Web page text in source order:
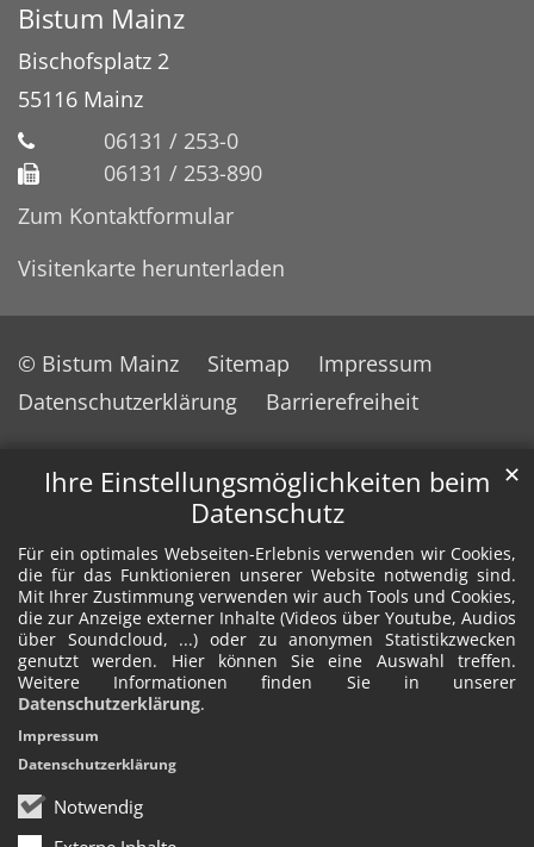
Ihre Einstellungsmöglichkeiten beim
Datenschutz
Für ein optimales Webseiten-Erlebnis verwenden wir Cookies,
die für das Funktionieren unserer Website notwendig sind.
Mit Ihrer Zustimmung verwenden wir auch Tools und Cookies,
die zur Anzeige externer Inhalte (Videos über Youtube, Audios
über Soundcloud, ...) oder zu anonymen Statistikzwecken
genutzt werden. Hier können Sie eine Auswahl treffen.
Weitere Informationen finden Sie in unserer
Datenschutzerklärung.
Notwendig
✕
Impressum
Datenschutzerklärung
Bistum Mainz
Bischofsplatz 2
55116 Mainz
06131 / 253-0
06131 / 253-890
Zum Kontaktformular
Visitenkarte herunterladen
© Bistum Mainz Sitemap
Impressum
Datenschutzerklärung
Barrierefreiheit